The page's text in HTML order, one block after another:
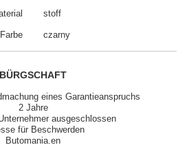
stoff
Farbe czarny
BÜRGSCHAFT
eines Garantieanspruchs
2 Jahre
ausgeschlossen
für Beschwerden
Butomania.en